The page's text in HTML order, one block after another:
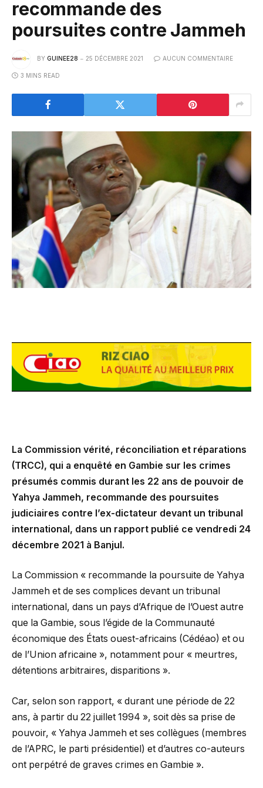
recommande des
poursuites contre Jammeh
BY GUINEE28 25 DÉCEMBRE 2021 AUCUN COMMENTAIRE
3 MINS READ
La Commission vérité, réconciliation et réparations
(TRCC), qui a enquêté en Gambie sur les crimes
présumés commis durant les 22 ans de pouvoir de
Yahya Jammeh, recommande des poursuites
judiciaires contre l’ex-dictateur devant un tribunal
international, dans un rapport publié ce vendredi 24
décembre 2021 à Banjul.
La Commission « recommande la poursuite de Yahya
Jammeh et de ses complices devant un tribunal
international, dans un pays d’Afrique de l’Ouest autre
que la Gambie, sous l’égide de la Communauté
économique des États ouest-africains (Cédéao) et ou
de l’Union africaine », notamment pour « meurtres,
détentions arbitraires, disparitions ».
Car, selon son rapport, « durant une période de 22
ans, à partir du 22 juillet 1994 », soit dès sa prise de
pouvoir, « Yahya Jammeh et ses collègues (membres
de l’APRC, le parti présidentiel) et d’autres co-auteurs
ont perpétré de graves crimes en Gambie ».